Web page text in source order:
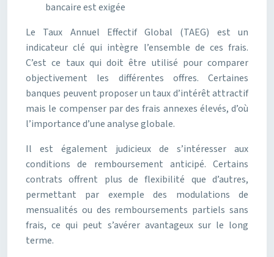
bancaire est exigée
Le Taux Annuel Effectif Global (TAEG) est un
indicateur clé qui intègre l’ensemble de ces frais.
C’est ce taux qui doit être utilisé pour comparer
objectivement les différentes offres. Certaines
banques peuvent proposer un taux d’intérêt attractif
mais le compenser par des frais annexes élevés, d’où
l’importance d’une analyse globale.
Il est également judicieux de s’intéresser aux
conditions de remboursement anticipé. Certains
contrats offrent plus de flexibilité que d’autres,
permettant par exemple des modulations de
mensualités ou des remboursements partiels sans
frais, ce qui peut s’avérer avantageux sur le long
terme.